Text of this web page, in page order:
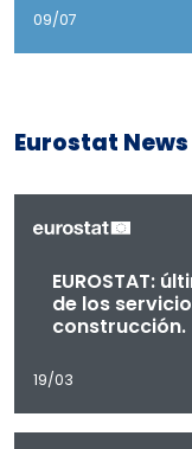
09/07
Eurostat News
EUROSTAT:
de los
construcción.
19/03